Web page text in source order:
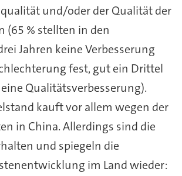
und/oder der Qualität der
(65 % stellten in den
Jahren keine Verbesserung
fest, gut ein Drittel
Qualitätsverbesserung).
kauft vor allem wegen der
in China. Allerdings sind die
und spiegeln die
im Land wieder: